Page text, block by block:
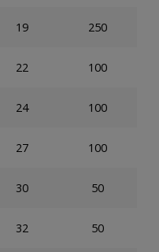
19 250
22 100
24 100
27 100
30 50
32 50